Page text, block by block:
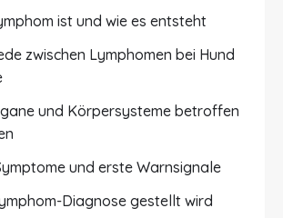
Welche
gibt es? Und wie
Tier bestmöglich unterstützen?
aufbereitetes Wissen
bei Hund
zu geben, medizinische
unterstützen, informierte
ist und wie es entsteht
zwischen Lymphomen bei Hund
und Körpersysteme betroffen
und erste Warnsignale
Diagnose gestellt wird